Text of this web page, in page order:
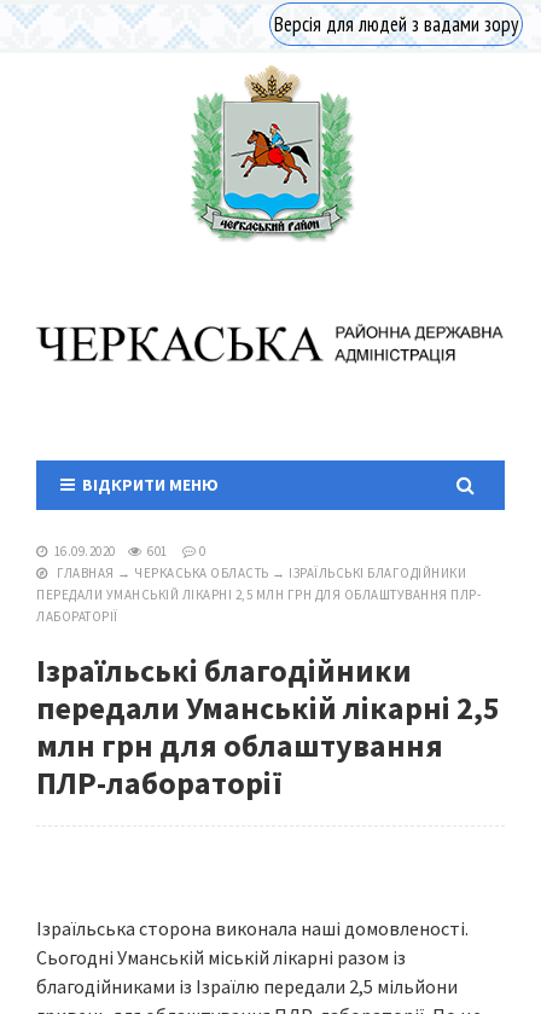
Версія для людей з вадами зору
ВІДКРИТИ МЕНЮ
16.09.2020 601
0
ГЛАВНАЯ → ЧЕРКАСЬКА ОБЛАСТЬ → ІЗРАЇЛЬСЬКІ БЛАГОДІЙНИКИ
ПЕРЕДАЛИ УМАНСЬКІЙ ЛІКАРНІ 2,5 МЛН ГРН ДЛЯ ОБЛАШТУВАННЯ ПЛР-
ЛАБОРАТОРІЇ
Ізраїльські благодійники
передали Уманській лікарні 2,5
млн грн для облаштування
ПЛР-лабораторії
Ізраїльська сторона виконала наші домовленості.
Сьогодні Уманській міській лікарні разом із
благодійниками із Ізраїлю передали 2,5 мільйони